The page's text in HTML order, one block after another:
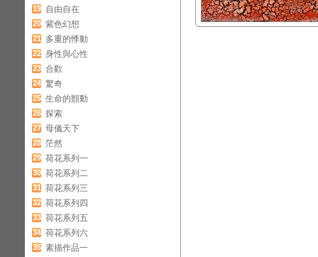
19 自由自在
20 紫色幻想
21 多重的悸動
22 身性與心性
23 合歡
24 驚奇
25 生命的顫動
26 探索
27 母儀天下
28 茫然
29 荷花系列一
30 荷花系列二
31 荷花系列三
32 荷花系列四
33 荷花系列五
34 荷花系列六
35 素描作品一